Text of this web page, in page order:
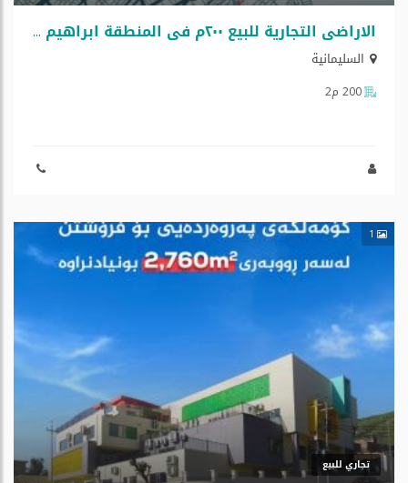
الاراضي التجارية للبيع ٢٠٠م فی المنطقة ابراهيم باشا
السليمانية
200 م2
1
تجاري للبيع